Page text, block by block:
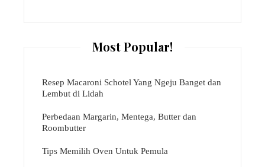
Most Popular!
Resep Macaroni Schotel Yang Ngeju Banget dan
Lembut di Lidah
Perbedaan Margarin, Mentega, Butter dan
Roombutter
Tips Memilih Oven Untuk Pemula